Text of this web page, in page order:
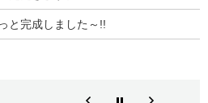
と完成しました～!!